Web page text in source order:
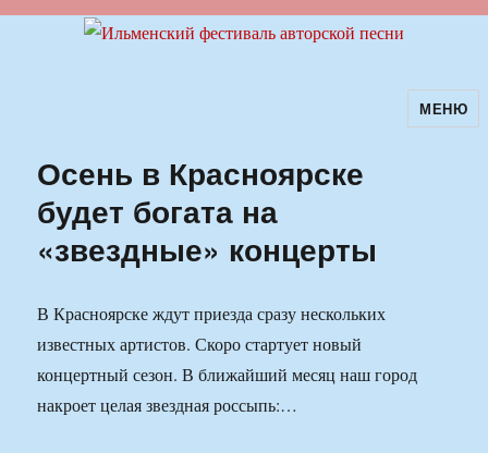
Ильменский фестиваль авторскойМЕНЮ
Осень в Красноярске
будет богата на
«звездные» концерты
В Красноярске ждут приезда сразу нескольких
известных артистов. Скоро стартует новый
концертный сезон. В ближайший месяц наш город
накроет целая звездная россыпь:…